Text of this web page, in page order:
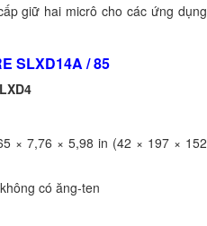
giữ hai micrô cho các ứng dụng
SLXD14A / 85
× 7,76 × 5,98 in (42 × 197 × 152
có ăng-ten